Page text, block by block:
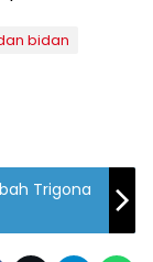
bidan
Trigona